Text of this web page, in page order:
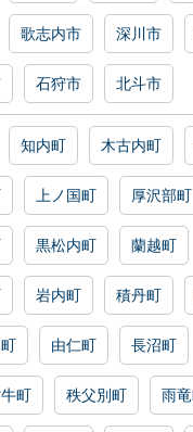
歌志内市 深川市
石狩市 北斗市
知内町 木古内町
上ノ国町 厚沢部町
黒松内町 蘭越町
岩内町 積丹町
由仁町 長沼町
町 秩父別町 雨